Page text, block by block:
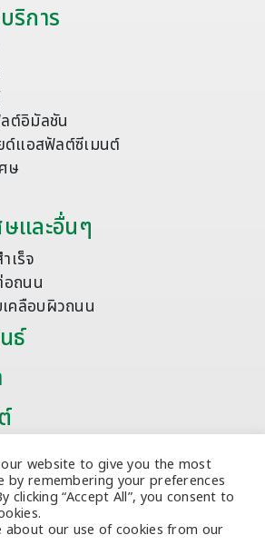
ริการ
ต์อิมัลชัน
ด์แอสฟัลต์ซีเมนต์
ษ
และอื่นๆ
เร็จ
ถนน
คลือบผิวถนน
ธ์
our website to give you the most
by remembering your preferences
clicking “Accept All”, you consent to
about our use of cookies from our